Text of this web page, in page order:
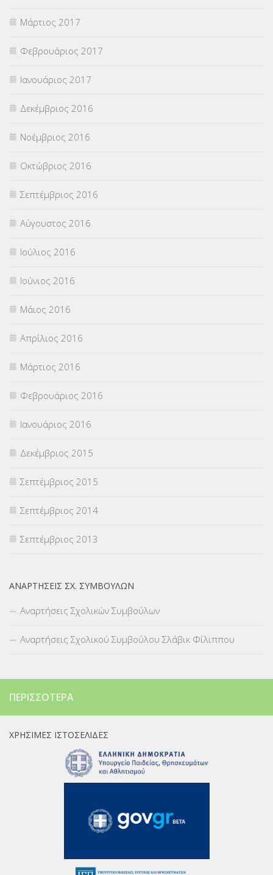
Μάρτιος 2017
Φεβρουάριος 2017
Ιανουάριος 2017
Δεκέμβριος 2016
Νοέμβριος 2016
Οκτώβριος 2016
Σεπτέμβριος 2016
Αύγουστος 2016
Ιούλιος 2016
Ιούνιος 2016
Μάιος 2016
Απρίλιος 2016
Μάρτιος 2016
Φεβρουάριος 2016
Ιανουάριος 2016
Δεκέμβριος 2015
Σεπτέμβριος 2015
Σεπτέμβριος 2014
Σεπτέμβριος 2013
ΑΝΑΡΤΉΣΕΙΣ ΣΧ. ΣΥΜΒΟΎΛΩΝ
Αναρτήσεις Σχολικών Συμβούλων
Αναρτήσεις Σχολικού Συμβούλου Σλάβικ Φίλιππου
ΠΕΡΙΣΣΌΤΕΡΑ
ΧΡΉΣΙΜΕΣ ΙΣΤΟΣΕΛΊΔΕΣ